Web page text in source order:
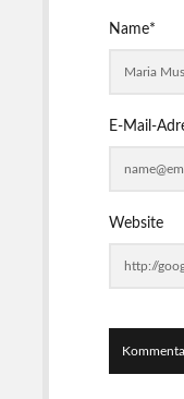
Name*
E-Mail-
Website